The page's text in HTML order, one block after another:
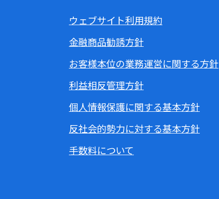
ウェブサイト利用規約
金融商品勧誘方針
お客様本位の業務運営に関する方針
利益相反管理方針
個人情報保護に関する基本方針
反社会的勢力に対する基本方針
手数料について